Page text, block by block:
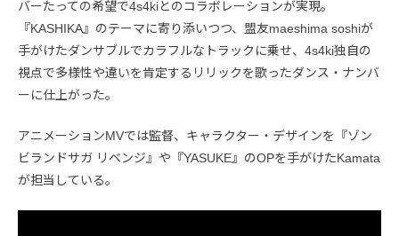
バーたっての希望で4s4kiとのコラボレーションが実現。
『KASHIKA』のテーマに寄り添いつつ、盟友maeshima soshiが
手がけたダンサブルでカラフルなトラックに乗せ、4s4ki独自の
視点で多様性や違いを肯定するリリックを歌ったダンス・ナンバ
ーに仕上がった。
アニメーションMVでは監督、キャラクター・デザインを『ゾン
ビランドサガ リベンジ』や『YASUKE』のOPを手がけたKamata
が担当している。